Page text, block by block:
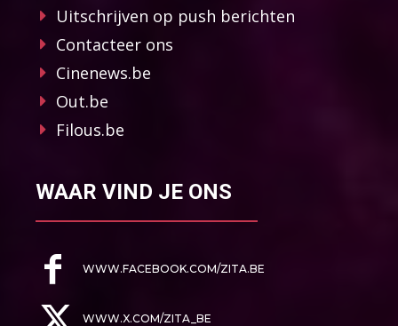
Uitschrijven op push berichten
Contacteer ons
Cinenews.be
Out.be
Filous.be
WAAR VIND JE ONS
WWW.FACEBOOK.COM/ZITA.BE
WWW.X.COM/ZITA_BE